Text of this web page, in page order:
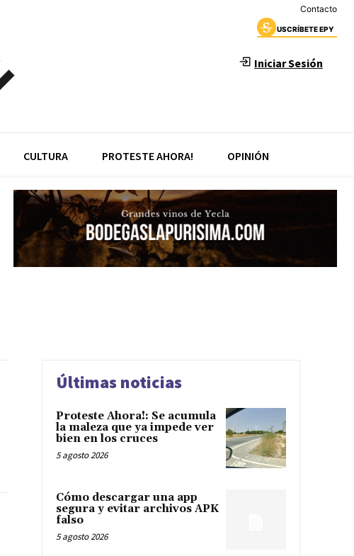
Contacto
USCRÍBETE EPY
Iniciar Sesión
CULTURA PROTESTE AHORA! OPINIÓN
Últimas noticias
Proteste Ahora!: Se acumula
la maleza que ya impede ver
bien en los cruces
5 agosto 2026
Cómo descargar una app
segura y evitar archivos APK
falso
5 agosto 2026